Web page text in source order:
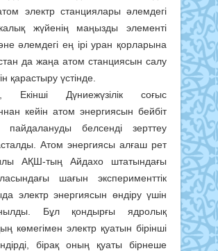
электр станциялары әлемдегі
жүйенің маңызды элементі
әлемдегі ең ірі уран қорларына
да жаңа атом станциясын салу
қарастыру үстінде.
Екінші Дүниежүзілік соғыс
кейін атом энергиясын бейбіт
пайдалануды белсенді зерттеу
Атом энергиясы алғаш рет
АҚШ-тың Айдахо штатындағы
шағын эксперименттік
электр энергиясын өндіру үшін
Бұл қондырғы ядролық
көмегімен электр қуатын бірінші
бірақ оның қуаты бірнеше